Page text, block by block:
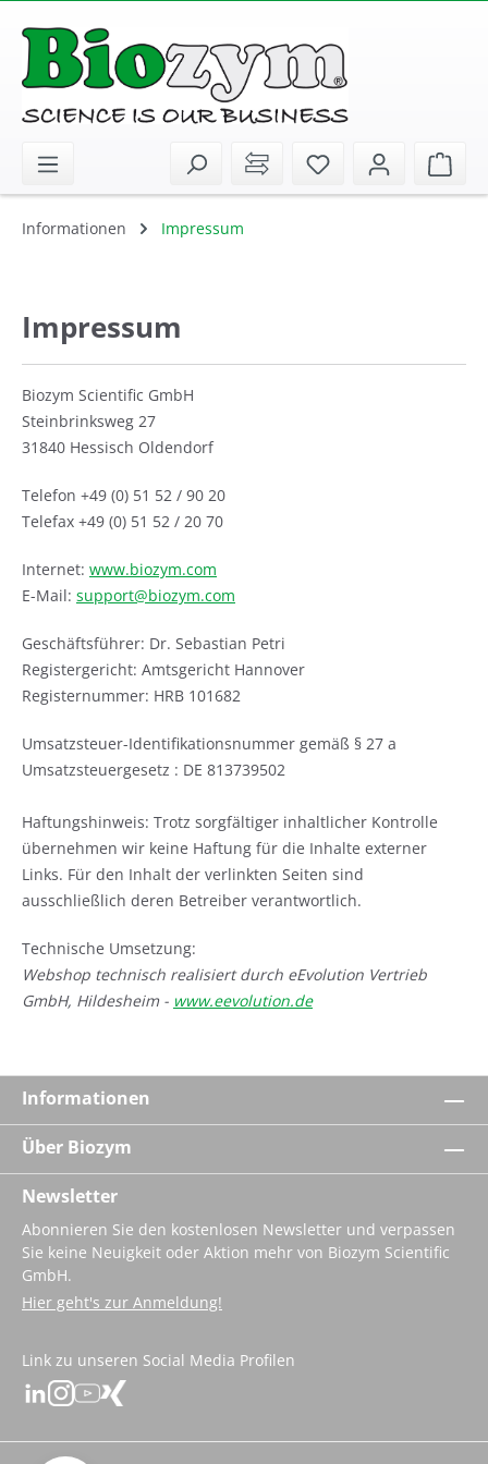
springen
Sie haben 0
Informationen Impressum
Impressum
Biozym Scientific GmbH
Steinbrinksweg 27
31840 Hessisch Oldendorf
Telefon +49 (0) 51 52 / 90 20
Telefax +49 (0) 51 52 / 20 70
Internet: www.biozym.com
E-Mail: support@biozym.com
Geschäftsführer: Dr. Sebastian Petri
Registergericht: Amtsgericht Hannover
Registernummer: HRB 101682
Umsatzsteuer-Identifikationsnummer gemäß § 27 a
Umsatzsteuergesetz : DE 813739502
Haftungshinweis: Trotz sorgfältiger inhaltlicher Kontrolle
übernehmen wir keine Haftung für die Inhalte externer
Links. Für den Inhalt der verlinkten Seiten sind
ausschließlich deren Betreiber verantwortlich.
Technische Umsetzung:
Webshop technisch realisiert durch eEvolution Vertrieb
GmbH, Hildesheim - www.eevolution.de
Informationen
Über Biozym
Newsletter
Abonnieren Sie den kostenlosen Newsletter und verpassen
Sie keine Neuigkeit oder Aktion mehr von Biozym Scientific
GmbH.
Hier geht's zur Anmeldung!
Link zu unseren Social Media Profilen